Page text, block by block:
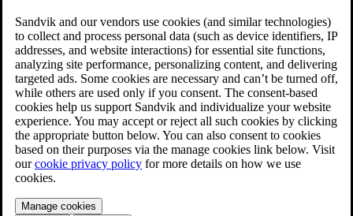
Sandvik and our vendors use cookies (and similar technologies)
to collect and process personal data (such as device identifiers, IP
addresses, and website interactions) for essential site functions,
analyzing site performance, personalizing content, and delivering
targeted ads. Some cookies are necessary and can’t be turned off,
while others are used only if you consent. The consent-based
cookies help us support Sandvik and individualize your website
experience. You may accept or reject all such cookies by clicking
the appropriate button below. You can also consent to cookies
based on their purposes via the manage cookies link below. Visit
ourcookie privacy policy for more details on how we use
cookies.
Manage cookies